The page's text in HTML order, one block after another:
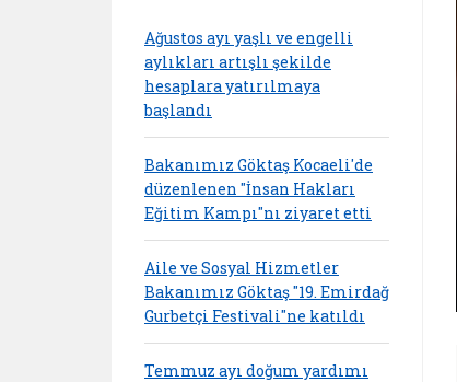
Ağustos ayı yaşlı ve engelli
aylıkları artışlı şekilde
hesaplara yatırılmaya
başlandı
Bakanımız Göktaş Kocaeli'de
düzenlenen "İnsan Hakları
Eğitim Kampı"nı ziyaret etti
Aile ve Sosyal Hizmetler
Bakanımız Göktaş "19. Emirdağ
Gurbetçi Festivali"ne katıldı
Temmuz ayı doğum yardımı